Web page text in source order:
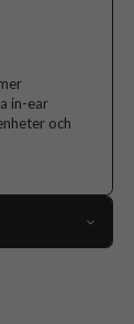
in-ear
och